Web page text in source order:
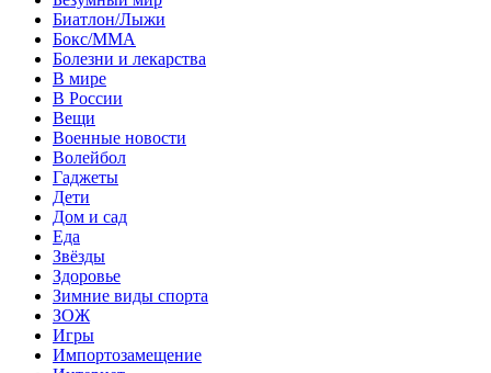
Биатлон/Лыжи
Бокс/MMA
Болезни и лекарства
В мире
В России
Вещи
Военные новости
Волейбол
Гаджеты
Дети
Дом и сад
Еда
Звёзды
Здоровье
Зимние виды спорта
ЗОЖ
Игры
Импортозамещение